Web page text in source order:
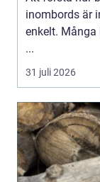
inombords är
enkelt. Många
...
31 juli 2026